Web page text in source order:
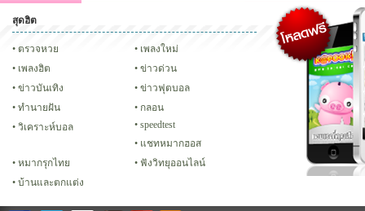
คลิป ภาพ ปฏิทิน 2556 เฟซบุ๊ก ทวิ
Glitter
สุดฮิต
ตรวจหวย
เพลงใหม่
เพลงฮิต
ข่าวด่วน
ข่าวบันเทิง
ข่าวฟุตบอล
ทํานายฝัน
กลอน
วิเคราะห์บอล
speedtest
แชทหมากฮอส
หมากรุกไทย
ฟังวิทยุออนไลน์
บ้านและตกแต่ง